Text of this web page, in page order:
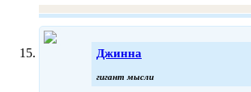
Джинна
гигант мысли